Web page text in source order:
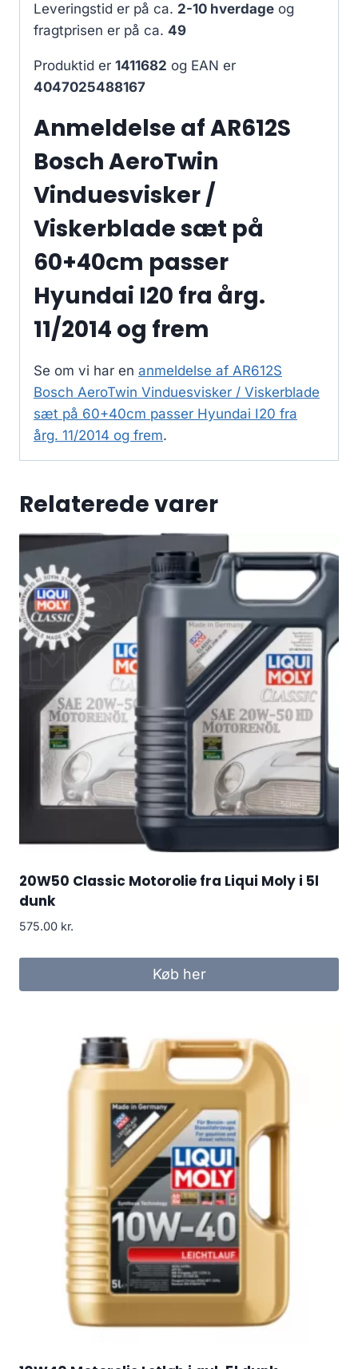
Leveringstid er på ca. 2-10 hverdage og
fragtprisen er på ca. 49
Produktid er 1411682 og EAN er
4047025488167
Anmeldelse af AR612S
Bosch AeroTwin
Vinduesvisker /
Viskerblade sæt på
60+40cm passer
Hyundai I20 fra årg.
11/2014 og frem
Se om vi har en anmeldelse af AR612S
Bosch AeroTwin Vinduesvisker / Viskerblade
sæt på 60+40cm passer Hyundai I20 fra
årg. 11/2014 og frem.
Relaterede varer
20W50 Classic Motorolie fra Liqui Moly i 5l
dunk
575.00 kr.
Køb her